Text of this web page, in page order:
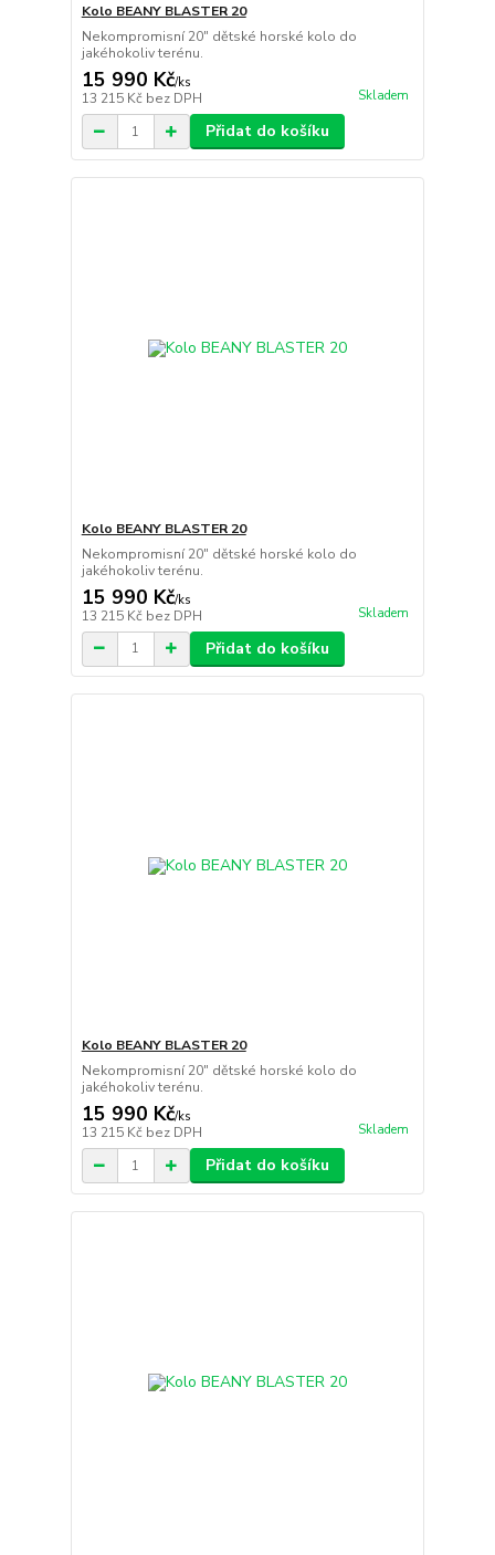
Kolo BEANY BLASTER 20
Nekompromisní 20" dětské horské kolo do
jakéhokoliv terénu.
15 990 Kč/ks
13 215 Kč bez DPH Skladem
Přidat do košíku
Kolo BEANY BLASTER 20
Nekompromisní 20" dětské horské kolo do
jakéhokoliv terénu.
15 990 Kč/ks
13 215 Kč bez DPH Skladem
Přidat do košíku
Kolo BEANY BLASTER 20
Nekompromisní 20" dětské horské kolo do
jakéhokoliv terénu.
15 990 Kč/ks
13 215 Kč bez DPH Skladem
Přidat do košíku